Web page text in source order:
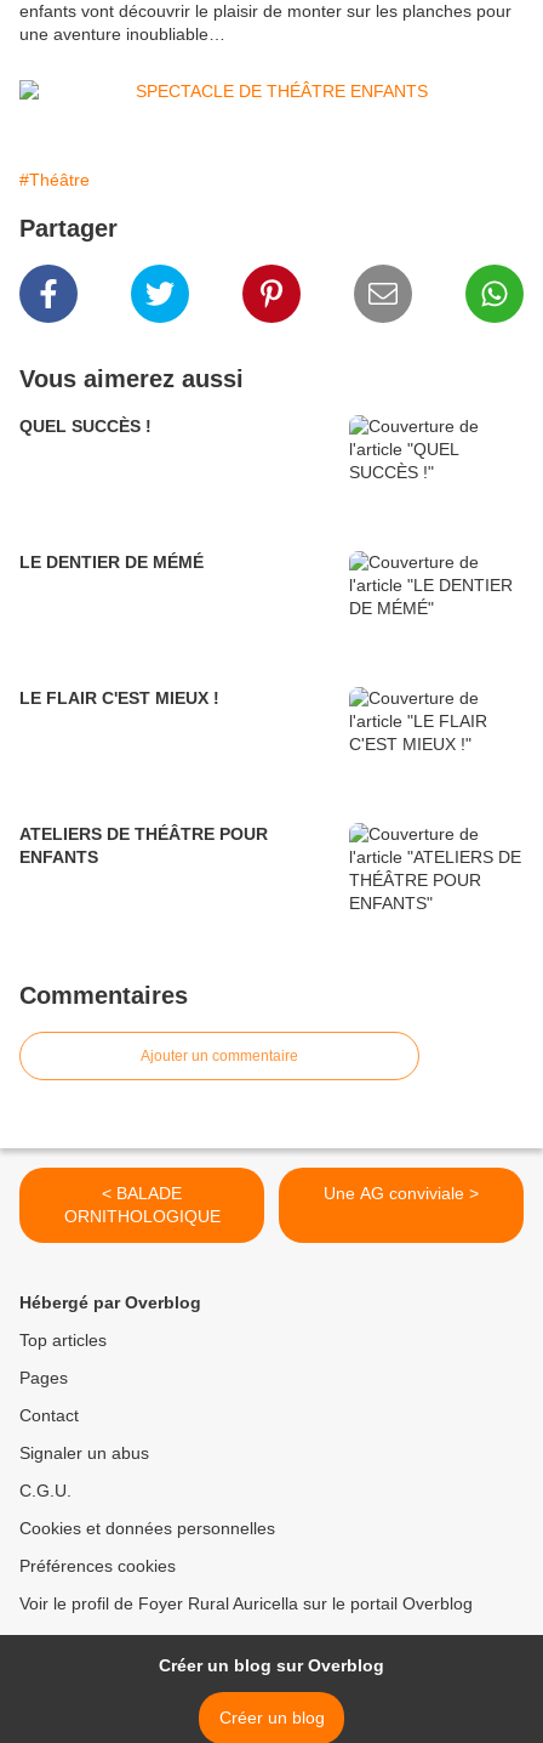
enfants vont découvrir le plaisir de monter sur les planches pour
une aventure inoubliable…
#Théâtre
Partager
Vous aimerez aussi
QUEL SUCCÈS !
LE DENTIER DE MÉMÉ
LE FLAIR C'EST MIEUX !
ATELIERS DE THÉÂTRE POUR
ENFANTS
Commentaires
Ajouter un commentaire
< BALADE
ORNITHOLOGIQUE
Une AG conviviale >
Hébergé par Overblog
Top articles
Pages
Contact
Signaler un abus
C.G.U.
Cookies et données personnelles
Préférences cookies
Voir le profil de Foyer Rural Auricella sur le portail Overblog
Créer un blog sur Overblog
Créer un blog